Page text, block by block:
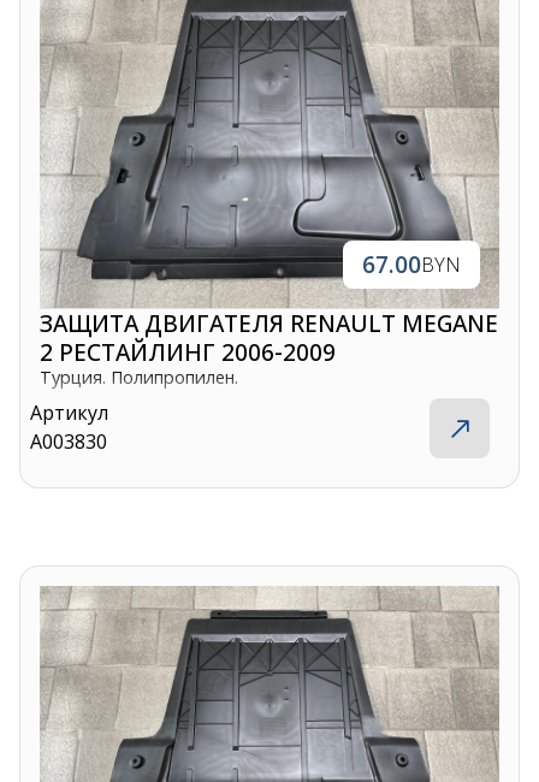
67.00BYN
ЗАЩИТА ДВИГАТЕЛЯ RENAULT MEGANE
2 РЕСТАЙЛИНГ 2006-2009
Турция. Полипропилен.
Артикул
A003830